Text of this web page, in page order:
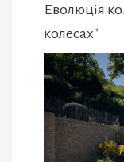
Еволюція
колесах"